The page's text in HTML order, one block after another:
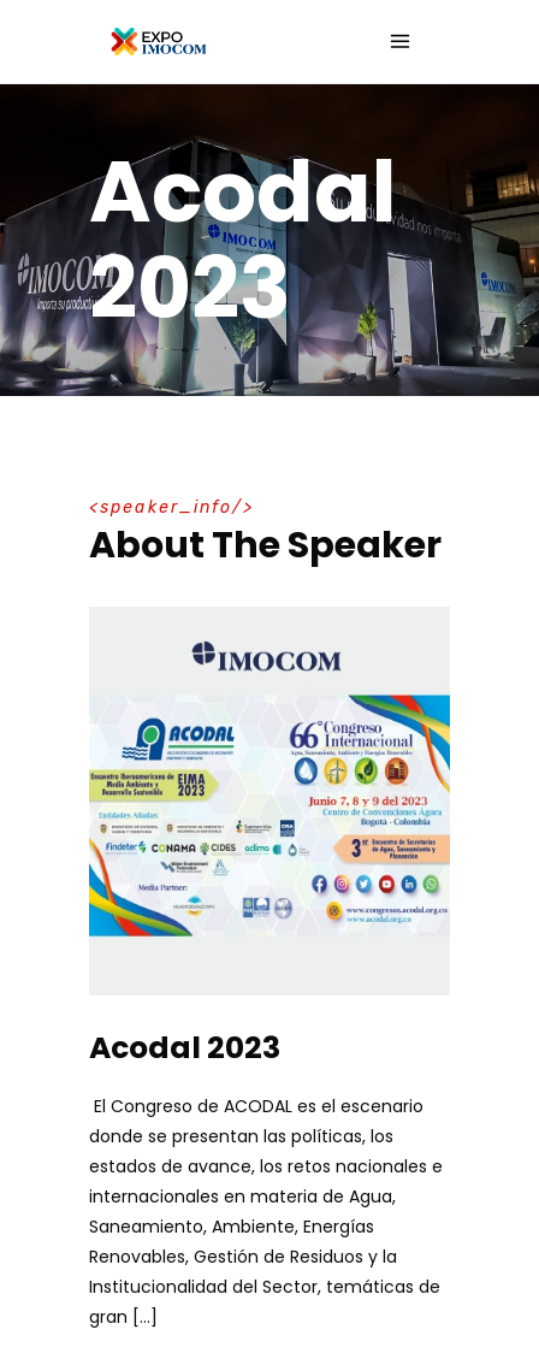
Acodal
2023
speaker_info
About The Speaker
Acodal 2023
El Congreso de ACODAL es el escenario
donde se presentan las políticas, los
estados de avance, los retos nacionales e
internacionales en materia de Agua,
Saneamiento, Ambiente, Energías
Renovables, Gestión de Residuos y la
Institucionalidad del Sector, temáticas de
gran […]